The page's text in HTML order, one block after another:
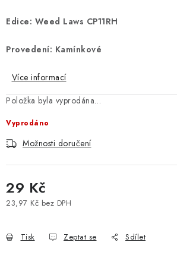
Edice: Weed Laws CP11RH
Provedení: Kamínkové
Více informací
Položka byla vyprodána…
Vyprodáno
Možnosti doručení
29 Kč
23,97 Kč bez DPH
Tisk Zeptat se Sdílet